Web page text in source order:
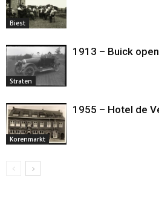
Biest
Straten
1913 – Buick
Korenmarkt
1955 – Hotel de